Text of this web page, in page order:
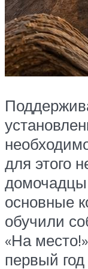
для этого
основные
обучили
«На
первый